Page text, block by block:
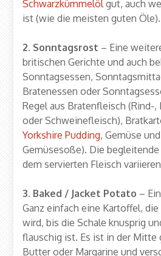
Schwarzkümmelölgut, auch
ist (wie die meisten guten Öle).
2. Sonntagsrost – Eine
britischen Gerichte und auch
Sonntagsessen,
Bratenessen oder
Regel aus Bratenfleisch (Rind-,
oder Schweinefleisch),
Yorkshire Pudding, Gemüse
Gemüsesoße). Die begleitende
dem servierten Fleisch
3. Baked / Jacket Potato –
Ganz einfach eine Kartoffel,
wird, bis die Schale knusprig
flauschig ist. Es ist in der
Butter oder Margarine und